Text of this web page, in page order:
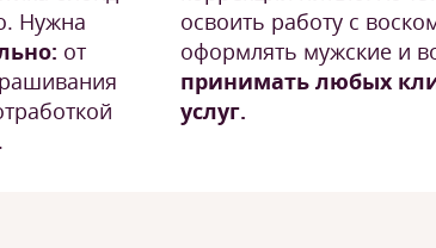
Нужна
от
освоить работу с
оформлять мужские и
принимать любых
услуг.